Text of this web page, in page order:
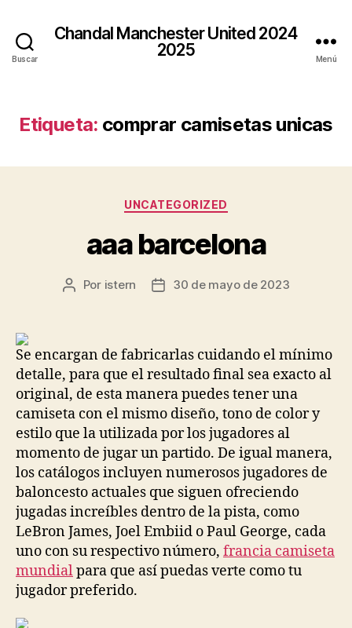
Buscar
Chandal Manchester United 2024
2025
Menú
Etiqueta: comprar camisetas unicas
Categorías
UNCATEGORIZED
aaa barcelona
Autor
Por istern
Fecha30 de mayo de 2023
Se encargan de fabricarlas cuidando el mínimo
detalle, para que el resultado final sea exacto al
original, de esta manera puedes tener una
camiseta con el mismo diseño, tono de color y
estilo que la utilizada por los jugadores al
momento de jugar un partido. De igual manera,
los catálogos incluyen numerosos jugadores de
baloncesto actuales que siguen ofreciendo
jugadas increíbles dentro de la pista, como
LeBron James, Joel Embiid o Paul George, cada
uno con su respectivo número, francia camiseta
mundialpara que así puedas verte como tu
jugador preferido.